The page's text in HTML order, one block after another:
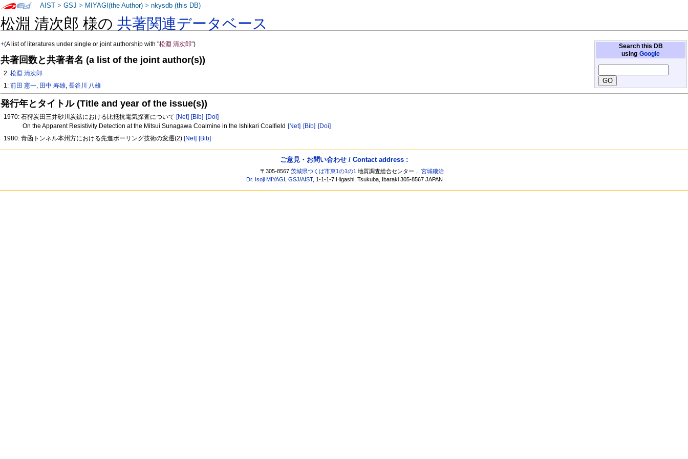
松淵 清次郎 様の共著関連データベース
Search this DB
using Google
+(A list of literatures under single or joint authorship with"松淵 清次郎")
共著回数と共著者名 (a list of the joint author(s))
2:松淵 清次郎
1:前田 憲一, 田中 寿雄,長谷川 八雄
発行年とタイトル (Title and year of the issue(s))
1970: 石狩炭田三井砂川炭鉱における比抵抗電気探査について [Net] [Bib] [Doi]
On the Apparent Resistivity Detection at the Mitsui Sunagawa Coalmine in the Ishikari Coalfield [Net] [Bib] [Doi]
1980: 青函トンネル本州方における先進ボーリング技術の変遷(2) [Net] [Bib]
AIST >GSJ > MIYAGI(the Author) >nkysdb (this DB)
ご意見・お問い合わせ / Contact address :
〒305-8567茨城県つくば市東1の1の1 地質調査総合センター，宮城磯治
Dr. Isoji MIYAGI ,GSJ/AIST, 1-1-1-7 Higashi, Tsukuba, Ibaraki 305-8567 JAPAN